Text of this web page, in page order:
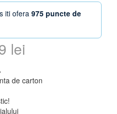
iti ofera 975 puncte de
lei
este:
de carton